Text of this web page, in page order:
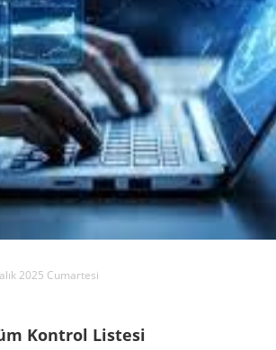
2025 Cumartesi
Kontrol Listesi